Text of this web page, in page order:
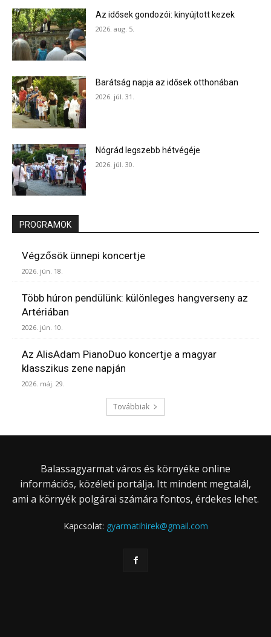
Az idősek gondozói: kinyújtott kezek
2026. aug. 5.
Barátság napja az idősek otthonában
2026. júl. 31.
Nógrád legszebb hétvégéje
2026. júl. 30.
PROGRAMOK
Végzősök ünnepi koncertje
2026. jún. 18.
Több húron pendülünk: különleges hangverseny az
Artériában
2026. jún. 10.
Az AlisAdam PianoDuo koncertje a magyar
klasszikus zene napján
2026. máj. 29.
Továbbiak
Balassagyarmat város és környéke online
információs, közéleti portálja. Itt mindent megtalál,
ami a környék polgárai számára fontos, érdekes lehet.
Kapcsolat: gyarmatihirek@gmail.com